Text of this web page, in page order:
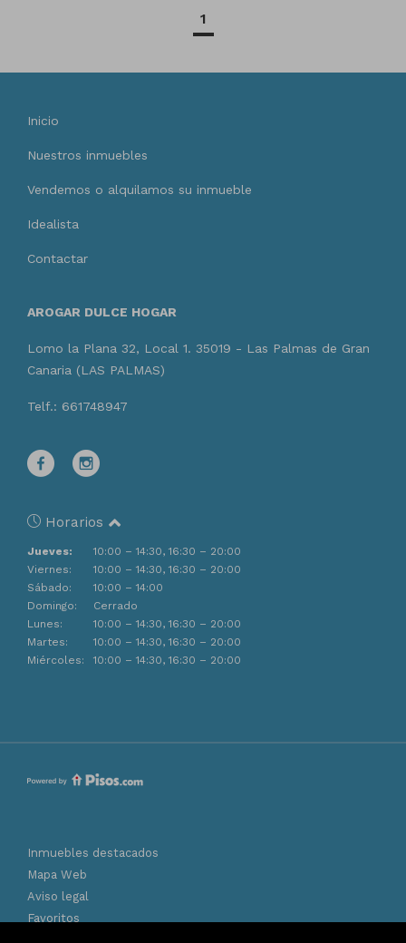
1
Inicio
Nuestros inmuebles
Vendemos o alquilamos su inmueble
Idealista
Contactar
AROGAR DULCE HOGAR
Lomo la Plana 32, Local 1. 35019 - Las Palmas de Gran
Canaria (LAS PALMAS)
Telf.: 661748947
Horarios
Jueves:
10:00 – 14:30, 16:30 – 20:00
Viernes:
10:00 – 14:30, 16:30 – 20:00
Sábado:
10:00 – 14:00
Domingo:
Cerrado
Lunes:
10:00 – 14:30, 16:30 – 20:00
Martes:
10:00 – 14:30, 16:30 – 20:00
Miércoles:
10:00 – 14:30, 16:30 – 20:00
Inmuebles destacados
Mapa Web
Aviso legal
Favoritos